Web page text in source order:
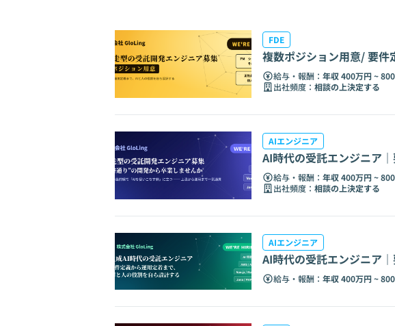
FDE
複数ポジション用意/ 要件
給与・報酬： 年収 400万円 ~
出社頻度： 相談の上決定する
AIエンジニア
AI時代の受託エンジニア
給与・報酬： 年収 400万円 ~
出社頻度： 相談の上決定する
AIエンジニア
AI時代の受託エンジニア
給与・報酬： 年収 400万円 ~